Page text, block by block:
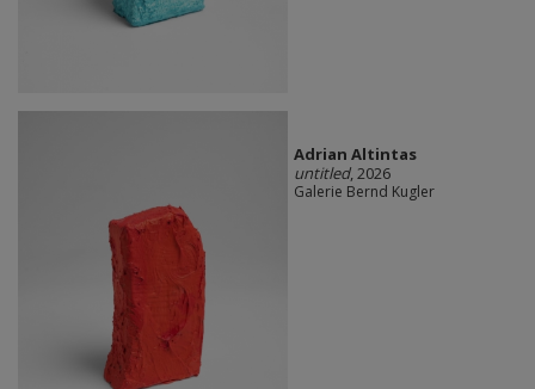
Adrian Altintas
untitled, 2026
Galerie Bernd Kugler